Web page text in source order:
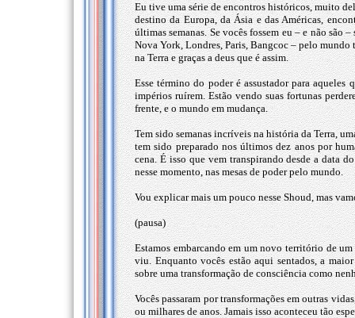
Eu tive uma série de encontros históricos, muito
destino da Europa, da Ásia e das Américas,
últimas semanas. Se vocês fossem eu – e não são
Nova York, Londres, Paris, Bangcoc – pelo
na Terra e graças a deus que é assim.
Esse término do poder é assustador para aqueles
impérios ruírem. Estão vendo suas fortunas
frente, e o mundo em mudança.
Tem sido semanas incríveis na história da Terra,
tem sido preparado nos últimos dez anos por
cena. É isso que vem transpirando desde a data
nesse momento, nas mesas de poder pelo mundo.
Vou explicar mais um pouco nesse Shoud, mas
(pausa)
Estamos embarcando em um novo território de
viu. Enquanto vocês estão aqui sentados, a
sobre uma transformação de consciência como
Vocês passaram por transformações em outras
ou milhares de anos. Jamais isso aconteceu tão